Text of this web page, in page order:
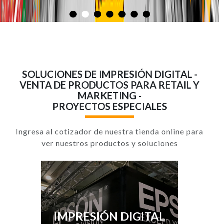
SOLUCIONES DE IMPRESIÓN DIGITAL -
VENTA DE PRODUCTOS PARA RETAIL Y
MARKETING -
PROYECTOS ESPECIALES
Ingresa al cotizador de nuestra tienda online para
ver nuestros productos y soluciones
IMPRESIÓN DIGITAL